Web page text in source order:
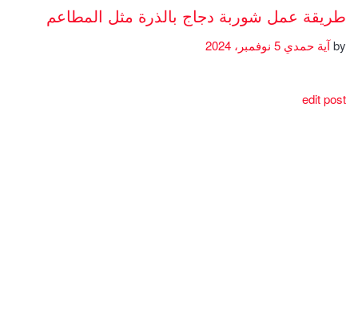
طريقة عمل شوربة دجاج بالذرة مثل المطاعم
byآية حمدي
edit post